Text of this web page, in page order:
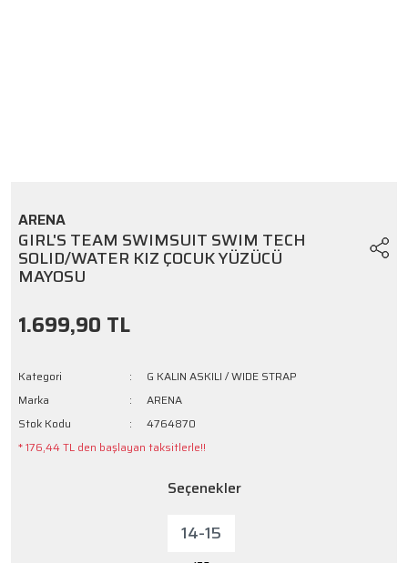
ARENA
GIRL'S TEAM SWIMSUIT SWIM TECH
SOLID/WATER KIZ ÇOCUK YÜZÜCÜ
MAYOSU
1.699,90 TL
Kategori
G KALIN ASKILI / WIDE STRAP
Marka
ARENA
Stok Kodu
4764870
* 176,44 TL den başlayan taksitlerle!!
Seçenekler
14-15